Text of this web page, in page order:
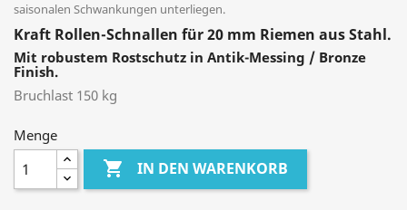
saisonalen Schwankungen unterliegen.
Kraft Rollen-Schnallen für 20 mm Riemen aus Stahl.
Mit robustem Rostschutz in Antik-Messing / Bronze
Finish.
Bruchlast 150 kg
Menge
 IN DEN WARENKORB